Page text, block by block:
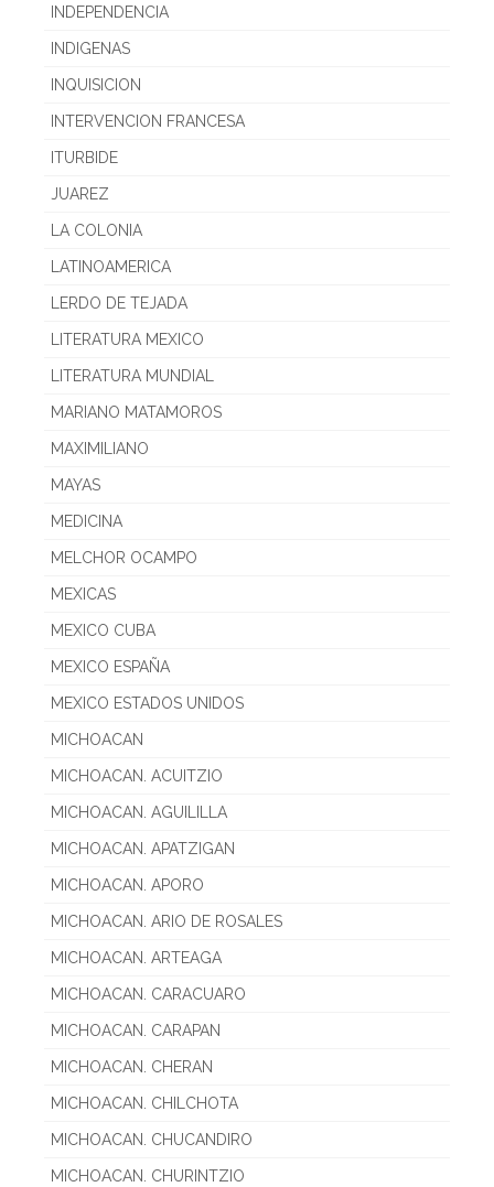
INDEPENDENCIA
INDIGENAS
INQUISICION
INTERVENCION FRANCESA
ITURBIDE
JUAREZ
LA COLONIA
LATINOAMERICA
LERDO DE TEJADA
LITERATURA MEXICO
LITERATURA MUNDIAL
MARIANO MATAMOROS
MAXIMILIANO
MAYAS
MEDICINA
MELCHOR OCAMPO
MEXICAS
MEXICO CUBA
MEXICO ESPAÑA
MEXICO ESTADOS UNIDOS
MICHOACAN
MICHOACAN. ACUITZIO
MICHOACAN. AGUILILLA
MICHOACAN. APATZIGAN
MICHOACAN. APORO
MICHOACAN. ARIO DE ROSALES
MICHOACAN. ARTEAGA
MICHOACAN. CARACUARO
MICHOACAN. CARAPAN
MICHOACAN. CHERAN
MICHOACAN. CHILCHOTA
MICHOACAN. CHUCANDIRO
MICHOACAN. CHURINTZIO